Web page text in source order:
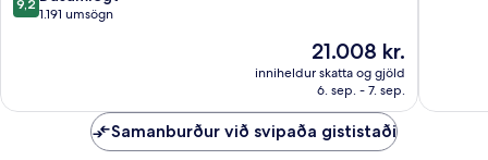
Vieux
Marseille
af
9,2
1.191 umsögn
Verðið
er
21.008 kr.
21.008 kr.
inniheldur skatta og gjöld
6. sep. - 7. sep.
Samanburður við svipaða gististaði